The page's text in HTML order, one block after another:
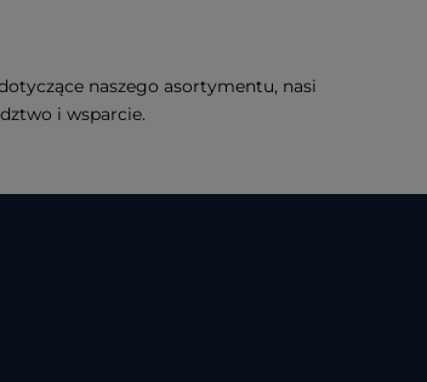
naszego asortymentu, nasi
i wsparcie.